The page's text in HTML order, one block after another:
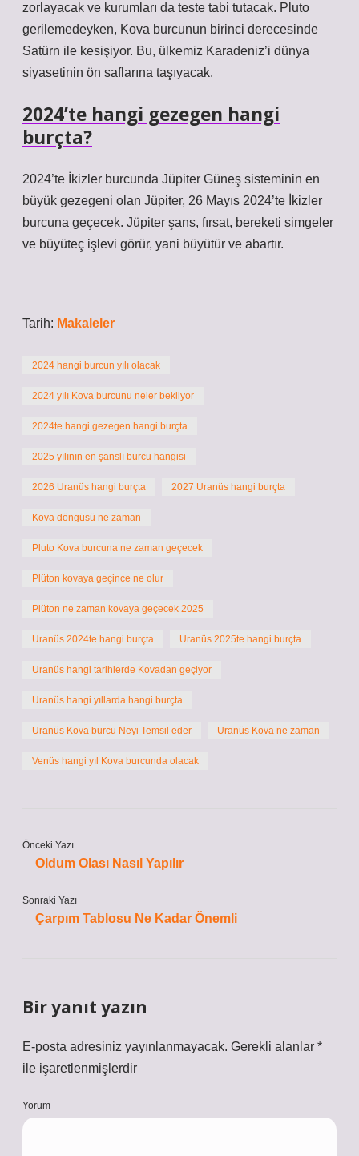
zorlayacak ve kurumları da teste tabi tutacak. Pluto
gerilemedeyken, Kova burcunun birinci derecesinde
Satürn ile kesişiyor. Bu, ülkemiz Karadeniz’i dünya
siyasetinin ön saflarına taşıyacak.
2024’te hangi gezegen hangi
burçta?
2024’te İkizler burcunda Jüpiter Güneş sisteminin en
büyük gezegeni olan Jüpiter, 26 Mayıs 2024’te İkizler
burcuna geçecek. Jüpiter şans, fırsat, bereketi simgeler
ve büyüteç işlevi görür, yani büyütür ve abartır.
Tarih: Makaleler
2024 hangi burcun yılı olacak
2024 yılı Kova burcunu neler bekliyor
2024te hangi gezegen hangi burçta
2025 yılının en şanslı burcu hangisi
2026 Uranüs hangi burçta 2027 Uranüs hangi burçta
Kova döngüsü ne zaman
Pluto Kova burcuna ne zaman geçecek
Plüton kovaya geçince ne olur
Plüton ne zaman kovaya geçecek 2025
Uranüs 2024te hangi burçta Uranüs 2025te hangi burçta
Uranüs hangi tarihlerde Kovadan geçiyor
Uranüs hangi yıllarda hangi burçta
Uranüs Kova burcu Neyi Temsil eder Uranüs Kova ne zaman
Venüs hangi yıl Kova burcunda olacak
Önceki Yazı
Oldum Olası Nasıl Yapılır
Sonraki Yazı
Çarpım Tablosu Ne Kadar Önemli
Bir yanıt yazın
E-posta adresiniz yayınlanmayacak. Gerekli alanlar *
ile işaretlenmişlerdir
Yorum